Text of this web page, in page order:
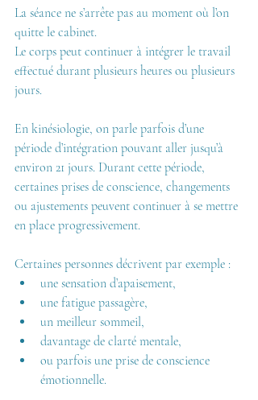
La séance ne s’arrête pas au moment où l’on
quitte le cabinet.
Le corps peut continuer à intégrer le travail
effectué durant plusieurs heures ou plusieurs
jours.
En kinésiologie, on parle parfois d’une
période d’intégration pouvant aller jusqu’à
environ 21 jours. Durant cette période,
certaines prises de conscience, changements
ou ajustements peuvent continuer à se mettre
en place progressivement.
Certaines personnes décrivent par exemple :
une sensation d’apaisement,
une fatigue passagère,
un meilleur sommeil,
davantage de clarté mentale,
ou parfois une prise de conscience
émotionnelle.